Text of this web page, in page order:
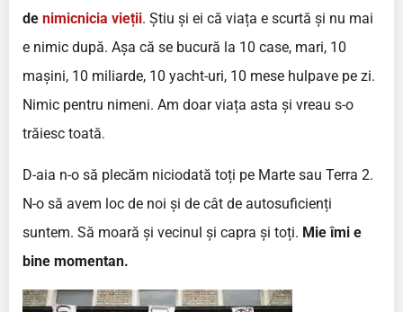
de nimicnicia vieții. Știu și ei că viața e scurtă și nu mai
e nimic după. Așa că se bucură la 10 case, mari, 10
mașini, 10 miliarde, 10 yacht-uri, 10 mese hulpave pe zi.
Nimic pentru nimeni. Am doar viața asta și vreau s-o
trăiesc toată.
D-aia n-o să plecăm niciodată toți pe Marte sau Terra 2.
N-o să avem loc de noi și de cât de autosuficienți
suntem. Să moară și vecinul și capra și toți. Mie îmi e
bine momentan.